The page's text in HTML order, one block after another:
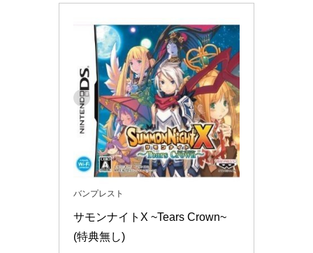
バンプレスト
サモンナイトX ~Tears Crown~
(特典無し)